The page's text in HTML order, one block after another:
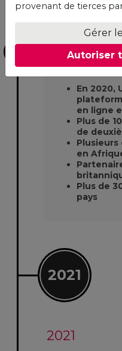
2019
Principale
En Afrique
En 2020,
en ligne
Plus de
de
en
Plus de
pays
2021
2021
provenant de tierces
Gérer
Autoriser